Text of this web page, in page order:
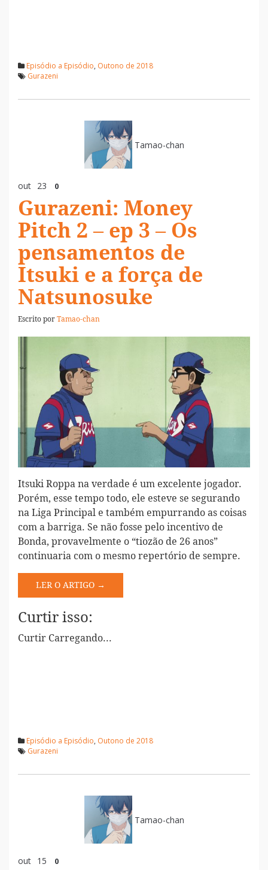
Episódio a Episódio, Outono de 2018
Gurazeni
Tamao-chan
out 23 0
Gurazeni: Money
Pitch 2 – ep 3 – Os
pensamentos de
Itsuki e a força de
Natsunosuke
Escrito porTamao-chan
Itsuki Roppa na verdade é um excelente jogador.
Porém, esse tempo todo, ele esteve se segurando
na Liga Principal e também empurrando as coisas
com a barriga. Se não fosse pelo incentivo de
Bonda, provavelmente o “tiozão de 26 anos”
continuaria com o mesmo repertório de sempre.
LER O ARTIGO →
Curtir isso:
Curtir Carregando...
Episódio a Episódio, Outono de 2018
Gurazeni
Tamao-chan
out 15 0